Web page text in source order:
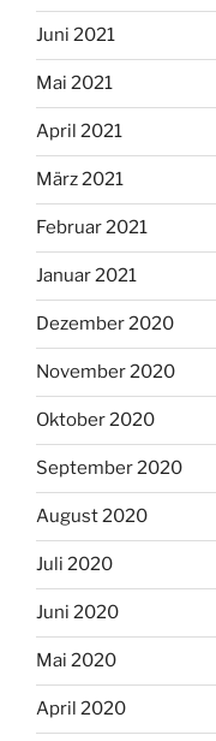
Juni 2021
Mai 2021
April 2021
März 2021
Februar 2021
Januar 2021
Dezember 2020
November 2020
Oktober 2020
September 2020
August 2020
Juli 2020
Juni 2020
Mai 2020
April 2020